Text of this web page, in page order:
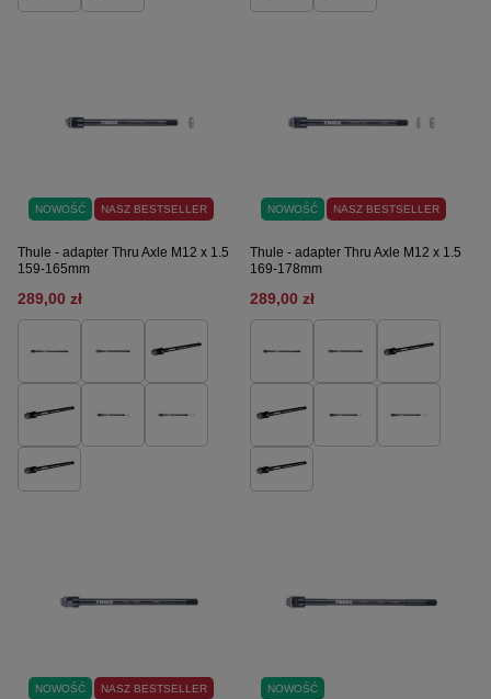
NOWOŚĆ NASZ BESTSELLER
Thule - adapter Thru Axle M12 x 1.5
159-165mm
289,00 zł
NOWOŚĆ NASZ BESTSELLER
Thule - adapter Thru Axle M12 x 1.5
169-178mm
289,00 zł
NOWOŚĆ NASZ BESTSELLER NOWOŚĆ